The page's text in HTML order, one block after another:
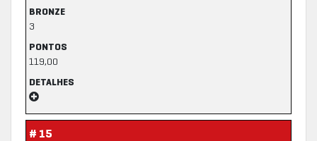
BRONZE
3
PONTOS
119,00
DETALHES
# 15